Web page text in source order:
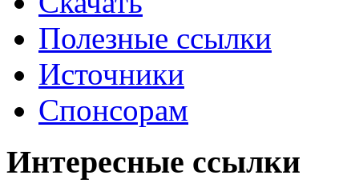
Полезные ссылки
Источники
Спонсорам
Интересные ссылки